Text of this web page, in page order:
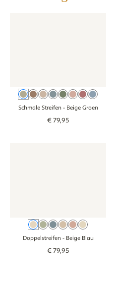
Beige Groen
Braun
BeigeBeige Blau
GrünBeige
RosaBlau
Schmale Streifen- Beige Groen
€79,95
Beige Blau
Groen
BlauBraunOudroze
Beige
Doppelstreifen- Beige Blau
€79,95